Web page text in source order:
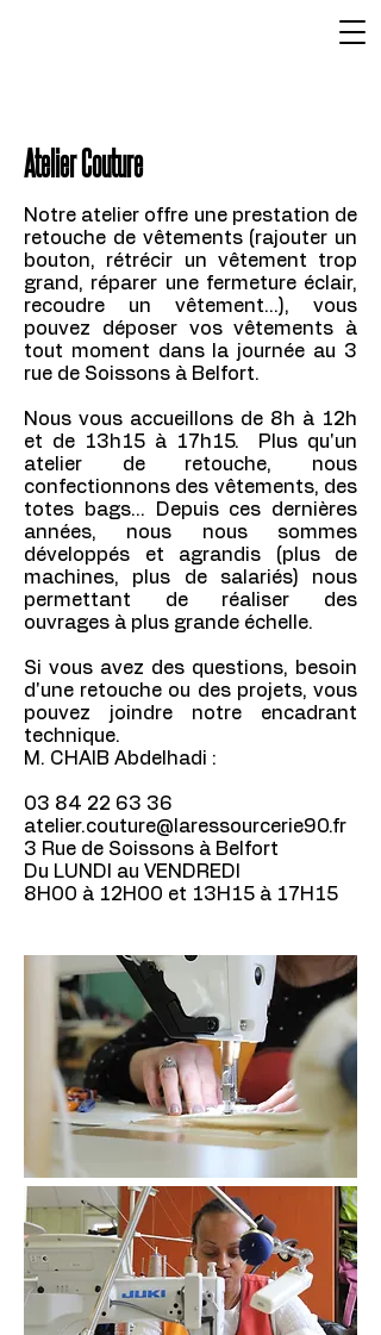
Atelier Couture
Notre atelier offre une prestation de
retouche de vêtements (rajouter un
bouton, rétrécir un vêtement trop
grand, réparer une fermeture éclair,
recoudre un vêtement...), vous
pouvez déposer vos vêtements à
tout moment dans la journée au 3
rue de Soissons à Belfort.
Nous vous accueillons de 8h à 12h
et de 13h15 à 17h15. Plus qu'un
atelier de retouche, nous
confectionnons des vêtements, des
totes bags... Depuis ces dernières
années, nous nous sommes
développés et agrandis (plus de
machines, plus de salariés) nous
permettant de réaliser des
ouvrages à plus grande échelle.
Si vous avez des questions, besoin
d'une retouche ou des projets, vous
pouvez joindre notre encadrant
technique.
M. CHAIB Abdelhadi :
03 84 22 63 36
atelier.couture@laressourcerie90.fr
3 Rue de Soissons à Belfort
Du LUNDI au VENDREDI
8H00 à 12H00 et 13H15 à 17H15